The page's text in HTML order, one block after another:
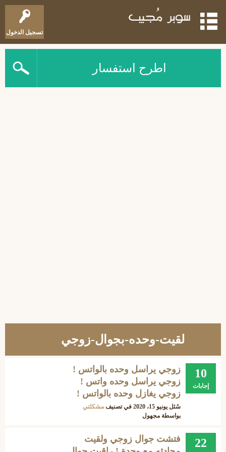
تسجيل الدخول
اطرح استفسار
لقيت-وحده-بجوال-زوجي
10
إجابات
زوجي يراسل وحده بالواتس !
زوجي يراسل وحده واتس !
زوجي يغازل وحده بالواتس !
سُئل يونيو 15، 2020 في تصنيف مشكلتي
بواسطة مجهول
22
فتشت جوال زوجي ولقيت